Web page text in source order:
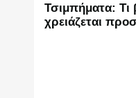
Τσιμπήματα: Τι
χρειάζεται